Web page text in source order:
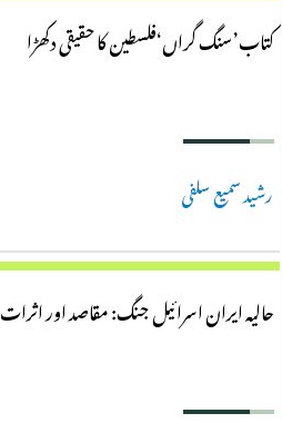
کتاب’سنگ گراں‘فلسطین کا حقیقی دکھڑا
رشید سمیع سلفی
حالیہ ایران اسرائیل جنگ: مقاصد اور اثرات